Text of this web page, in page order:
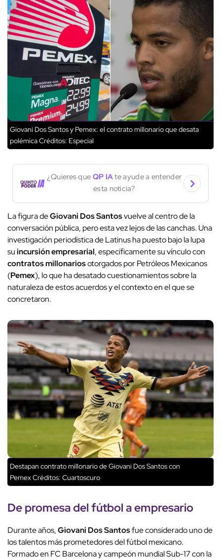
Giovani Dos Santos y Pemex: el contrato millonario que desata
polémicaCréditos: Especial
¿Quieres que QP IAte ayude a entender
esta noticia?
La figura deGiovani Dos Santosvuelve al centro de la
conversación pública, pero esta vez lejos de las canchas. Una
investigación periodística de Latinus ha puesto bajo la lupa
suincursión empresarial, específicamente su vínculo con
contratos millonariosotorgados por Petróleos Mexicanos
(Pemex), lo que ha desatado cuestionamientos sobre la
naturaleza de estos acuerdos y el contexto en el que se
concretaron.
Destapan contrato millonario de Giovani Dos Santos con
PemexCréditos: Cuartoscuro
Depromesa del fútbola empresario
Durante años,Giovani Dos Santosfue considerado uno de
los talentos más prometedores del fútbol mexicano.
Formado en FC Barcelona y campeón mundial Sub-17 con la